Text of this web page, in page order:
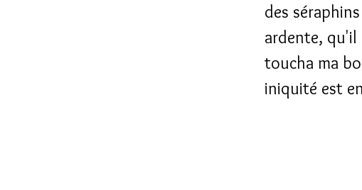
des
ardente, qu'il
toucha ma
iniquité est